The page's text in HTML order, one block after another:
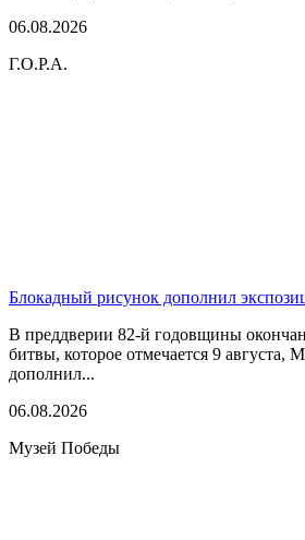
06.08.2026
Г.О.Р.А.
Блокадный рисунок дополнил
В преддверии 82-й годовщины
битвы, которое отмечается 9 августа,
дополнил...
06.08.2026
Музей Победы